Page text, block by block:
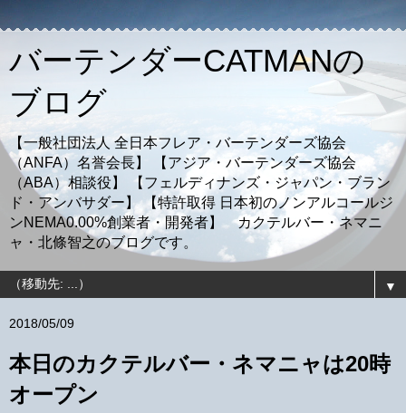
バーテンダーCATMANの
ブログ
【一般社団法人 全日本フレア・バーテンダーズ協会
（ANFA）名誉会長】 【アジア・バーテンダーズ協会
（ABA）相談役】 【フェルディナンズ・ジャパン・ブラン
ド・アンバサダー】 【特許取得 日本初のノンアルコールジ
ンNEMA0.00%創業者・開発者】 カクテルバー・ネマニ
ャ・北條智之のブログです。
▼
2018/05/09
本日のカクテルバー・ネマニャは20時
オープン